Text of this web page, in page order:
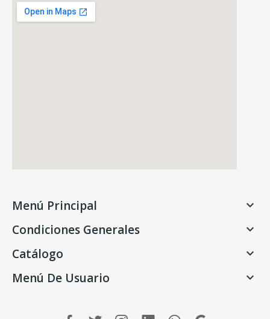
Menú Principal 
Condiciones Generales 
Catálogo 
Menú De Usuario 